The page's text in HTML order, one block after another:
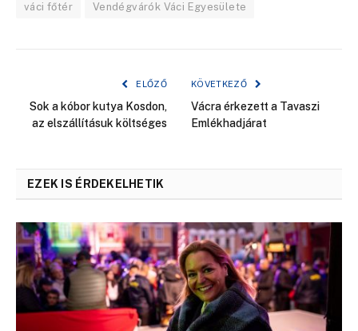
váci főtér Vendégvárók Váci Egyesülete
ELŐZŐ
Sok a kóbor kutya Kosdon,
az elszállításuk költséges
KÖVETKEZŐ
Vácra érkezett a Tavaszi
Emlékhadjárat
EZEK IS ÉRDEKELHETIK